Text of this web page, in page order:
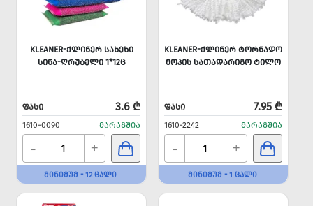
KLEANER-ᲥᲚᲘᲜᲔᲠ ᲡᲐᲮᲔᲮᲘ
ᲡᲘᲜᲐ-ᲦᲠᲣᲑᲔᲚᲘ 1*12Ც
ᲤᲐᲡᲘ 3.6 ₾
1610-0090 ᲛᲐᲠᲐᲒᲨᲘᲐ
- +
ᲛᲘᲜᲘᲛᲣᲛ - 12 ᲪᲐᲚᲘ
KLEANER-ᲥᲚᲘᲜᲔᲠ ᲢᲝᲠᲜᲐᲓᲝ
ᲛᲝᲞᲘᲡ ᲡᲐᲗᲐᲓᲐᲠᲘᲒᲝ ᲢᲘᲚᲝ
ᲤᲐᲡᲘ 7.95 ₾
1610-2242 ᲛᲐᲠᲐᲒᲨᲘᲐ
- +
ᲛᲘᲜᲘᲛᲣᲛ - 1 ᲪᲐᲚᲘ